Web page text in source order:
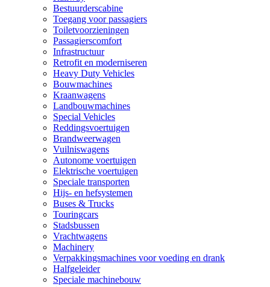
Bestuurderscabine
Toegang voor passagiers
Toiletvoorzieningen
Passagierscomfort
Infrastructuur
Retrofit en moderniseren
Heavy Duty Vehicles
Bouwmachines
Kraanwagens
Landbouwmachines
Special Vehicles
Reddingsvoertuigen
Brandweerwagen
Vuilniswagens
Autonome voertuigen
Elektrische voertuigen
Speciale transporten
Hijs- en hefsystemen
Buses & Trucks
Touringcars
Stadsbussen
Vrachtwagens
Machinery
Verpakkingsmachines voor voeding en drank
Halfgeleider
Speciale machinebouw